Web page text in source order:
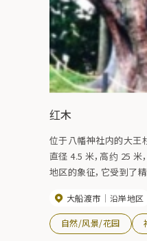
红木
位于八幡神社内的大王
直径 4.5 米，高约 25
地区的象征，它受到了精
大船渡市 沿岸地区
自然/风景/花园